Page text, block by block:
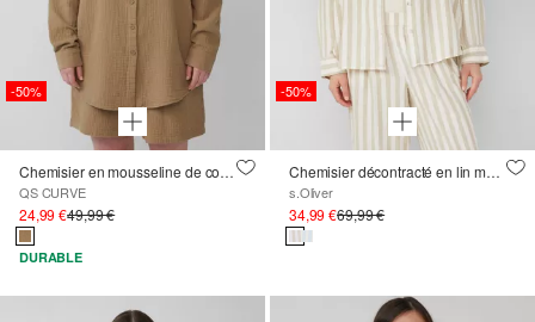
-50%
Chemisier en mousseline de coupe oversize
QS CURVE
24,99 €49,99 €
DURABLE
-50%
Chemisier décontracté en lin mélangé
s.Oliver
34,99 €69,99 €